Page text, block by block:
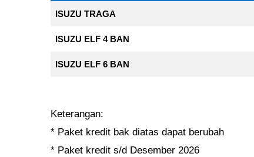
ISUZU TRAGA
ISUZU ELF 4 BAN
ISUZU ELF 6 BAN
Keterangan:
* Paket kredit bak diatas dapat berubah
* Paket kredit s/d Desember 2026